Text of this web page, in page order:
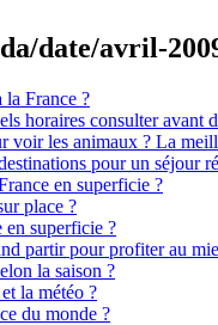
date/avril-
la France ?
horaires consulter avant
voir les animaux ? La
pour un séjour
en superficie ?
place ?
en superficie ?
partir pour profiter au
la saison ?
la météo ?
du monde ?